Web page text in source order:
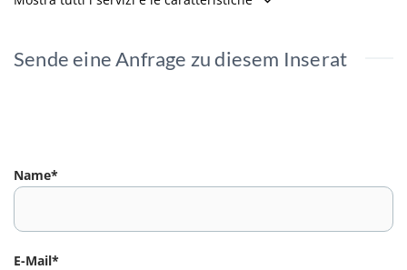
Sende eine Anfrage zu diesem Inserat
Name*
E-Mail*